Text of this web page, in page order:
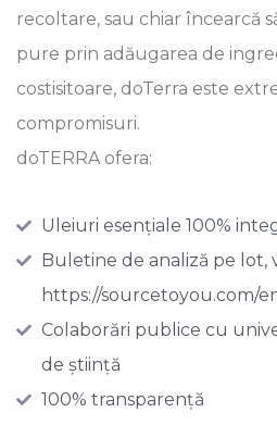
recoltare, sau chiar încearcă
pure prin adăugarea de
costisitoare, doTerra este
compromisuri.
doTERRA ofera:
Uleiuri esențiale 100%
Buletine de analiză pe lot,
https://sourcetoyou.com/
Colaborări publice cu
de știință
100% transparență